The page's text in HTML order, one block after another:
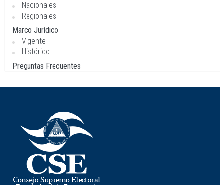
Nacionales
Regionales
Marco Jurídico
Vigente
Histórico
Preguntas Frecuentes